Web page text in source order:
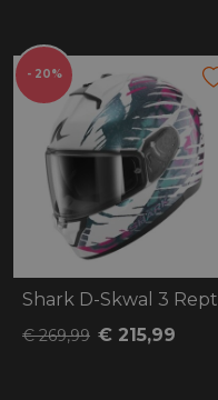
- 20%
€ 269,99 € 215,99